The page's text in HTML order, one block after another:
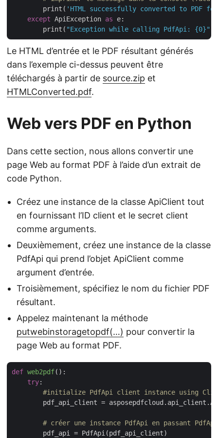
        print(
'HTML successfully converted to PDF
except ApiException as e:
        print(
"Exception while calling PdfApi: {0}"
Le HTML d’entrée et le PDF résultant générés
dans l’exemple ci-dessus peuvent être
téléchargés à partir de source.zip et
HTMLConverted.pdf.
Web vers PDF en Python
Dans cette section, nous allons convertir une
page Web au format PDF à l’aide d’un extrait de
code Python.
Créez une instance de la classe ApiClient tout
en fournissant l’ID client et le secret client
comme arguments.
Deuxièmement, créez une instance de la classe
PdfApi qui prend l’objet ApiClient comme
argument d’entrée.
Troisièmement, spécifiez le nom du fichier PDF
résultant.
Appelez maintenant la méthode
putwebinstoragetopdf(…) pour convertir la
page Web au format PDF.
def web2pdf():
try:
#initialize PdfApi client instance using
pdf_api_client =
# créer une instance PdfApi en passant
        pdf_api = PdfApi(pdf_api_client)